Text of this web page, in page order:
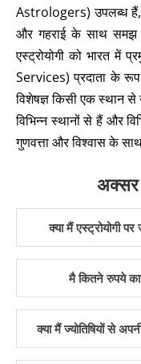
Astrologers) उपलब्ध हैं,
और गहराई के साथ समझ
एस्ट्रोयोगी को भारत में
Services) प्रदाता के रूप
विशेषज्ञ किसी एक स्थान
विभिन्न स्थानों से हैं और
गुणवत्ता और विश्वास के
अक्सर
क्या मैं एस्ट्रोयोगी
क्या मैं ज्योतिषियों से